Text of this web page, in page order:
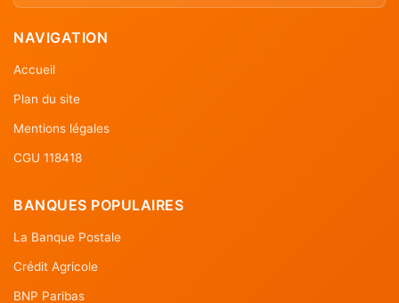
NAVIGATION
Accueil
Plan du site
Mentions légales
CGU 118418
BANQUES POPULAIRES
La Banque Postale
Crédit Agricole
BNP Paribas